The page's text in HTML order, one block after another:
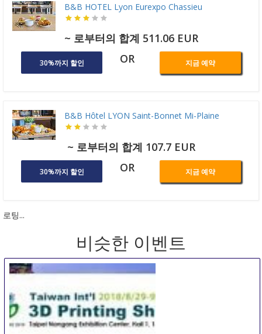
B&B HOTEL Lyon Eurexpo Chassieu
~ 로부터의 합계 511.06 EUR
30%까지 할인 OR 지금 예약
B&B Hôtel LYON Saint-Bonnet Mi-Plaine
~ 로부터의 합계 107.7 EUR
30%까지 할인 OR 지금 예약
로팅...
비슷한 이벤트